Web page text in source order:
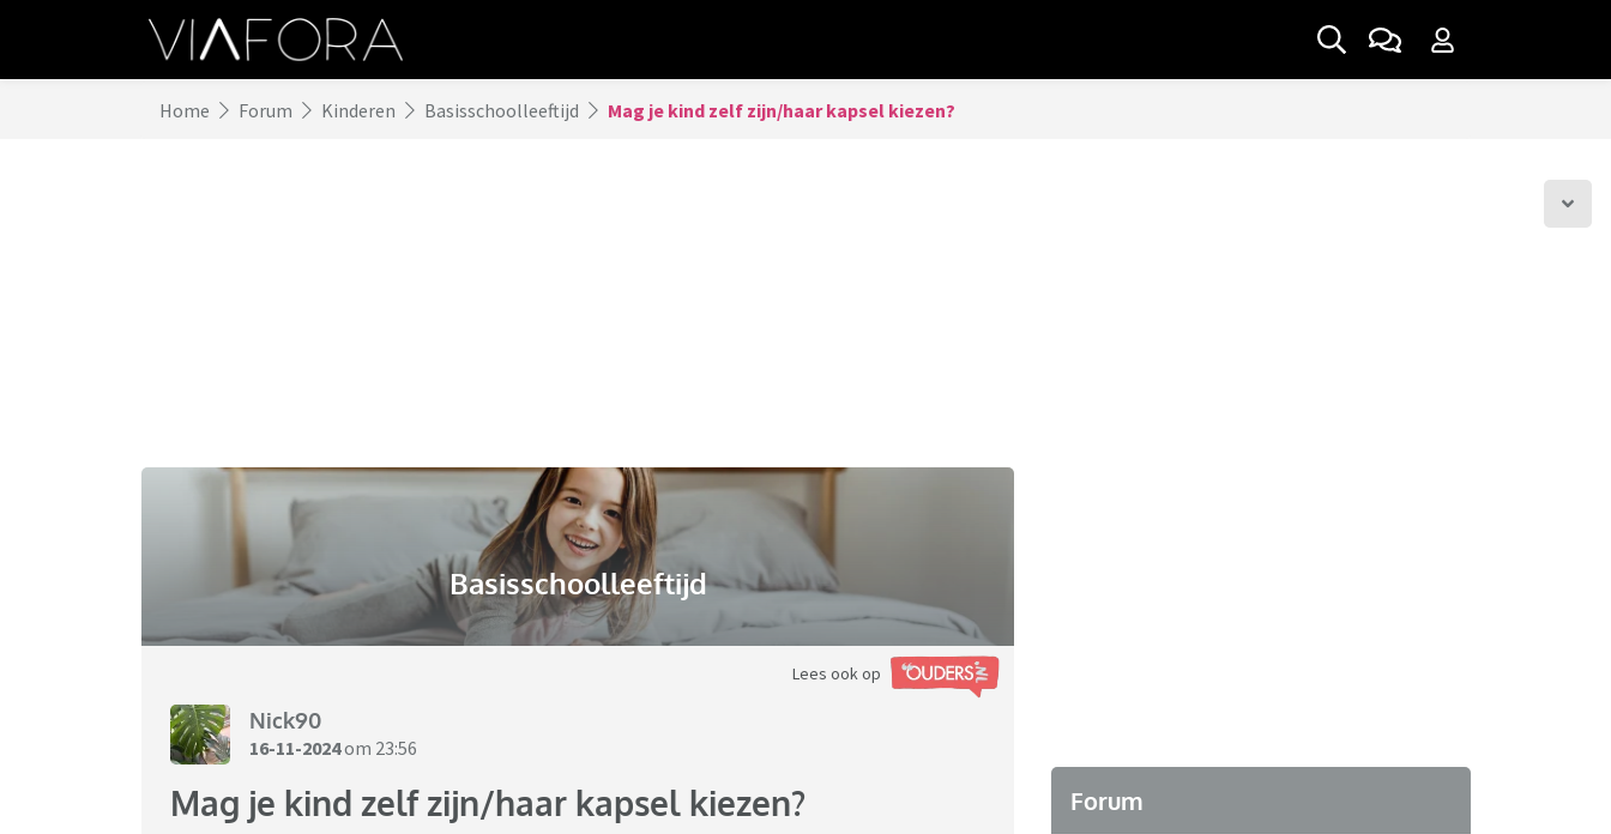
Home Forum Kinderen Basisschoolleeftijd Mag je kind zelf zijn/haar kapsel kiezen?
Basisschoolleeftijd
Lees ook op
Nick90
16-11-2024om 23:56
Mag je kind zelf zijn/haar kapsel kiezen? Forum